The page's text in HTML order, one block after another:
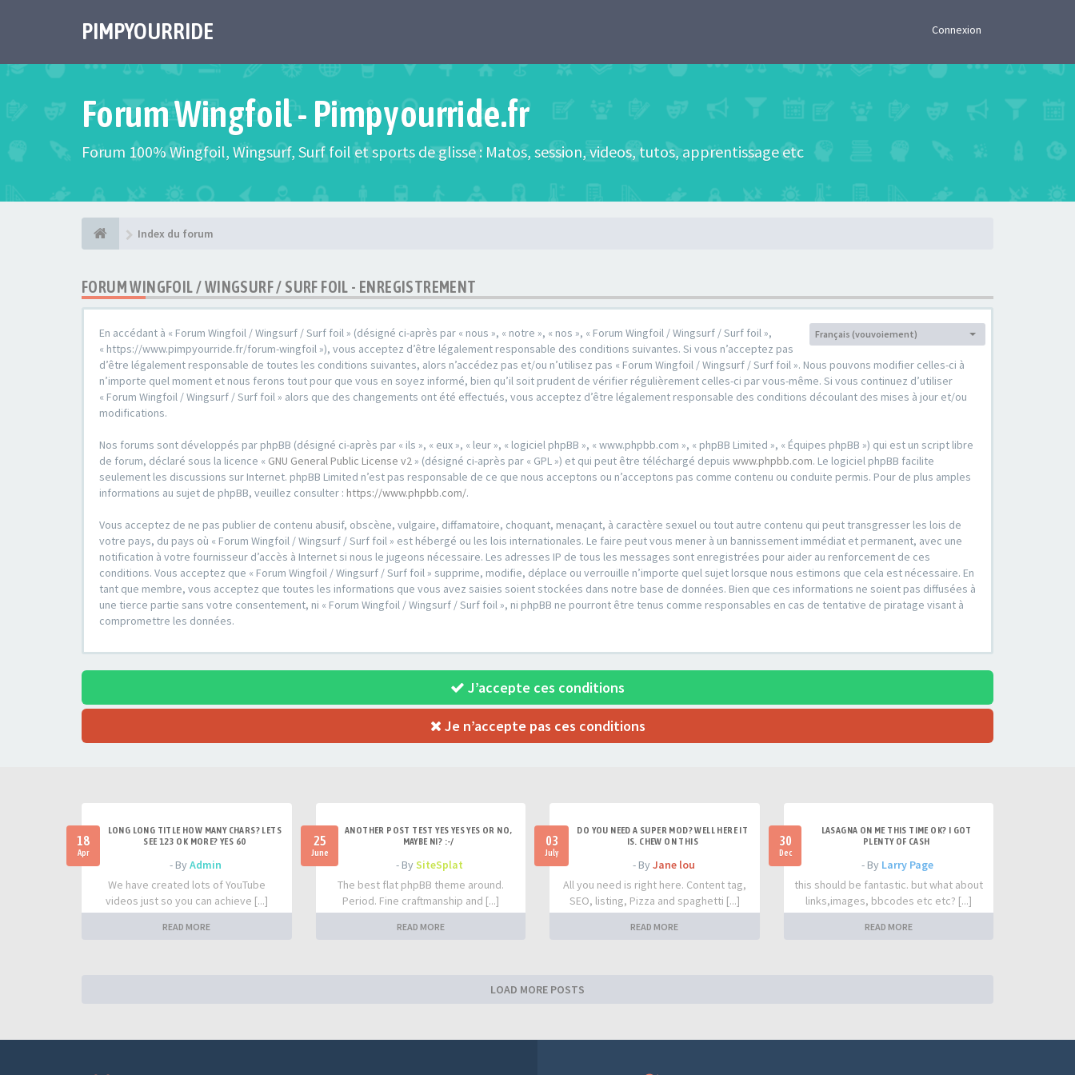
PIMPYOURRIDE Connexion
Forum Wingfoil - Pimpyourride.fr
Forum 100% Wingfoil, Wingsurf, Surf foil et sports de glisse : Matos, session, videos, tutos, apprentissage etc
Index du forum
FORUM WINGFOIL / WINGSURF / SURF FOIL - ENREGISTREMENT
Langue :
Français (vouvoiement)
En accédant à « Forum Wingfoil / Wingsurf / Surf foil » (désigné ci-après par « nous », « notre », « nos », « Forum Wingfoil / Wingsurf / Surf foil »,
« https://www.pimpyourride.fr/forum-wingfoil »), vous acceptez d’être légalement responsable des conditions suivantes. Si vous n’acceptez pas
d’être légalement responsable de toutes les conditions suivantes, alors n’accédez pas et/ou n’utilisez pas « Forum Wingfoil / Wingsurf / Surf foil ». Nous pouvons modifier celles-ci à
n’importe quel moment et nous ferons tout pour que vous en soyez informé, bien qu’il soit prudent de vérifier régulièrement celles-ci par vous-même. Si vous continuez d’utiliser
« Forum Wingfoil / Wingsurf / Surf foil » alors que des changements ont été effectués, vous acceptez d’être légalement responsable des conditions découlant des mises à jour et/ou
modifications.
Nos forums sont développés par phpBB (désigné ci-après par « ils », « eux », « leur », « logiciel phpBB », « www.phpbb.com », « phpBB Limited », « Équipes phpBB ») qui est un script libre
de forum, déclaré sous la licence « GNU General Public License v2 » (désigné ci-après par « GPL ») et qui peut être téléchargé depuis www.phpbb.com. Le logiciel phpBB facilite
seulement les discussions sur Internet. phpBB Limited n’est pas responsable de ce que nous acceptons ou n’acceptons pas comme contenu ou conduite permis. Pour de plus amples
informations au sujet de phpBB, veuillez consulter : https://www.phpbb.com/.
Vous acceptez de ne pas publier de contenu abusif, obscène, vulgaire, diffamatoire, choquant, menaçant, à caractère sexuel ou tout autre contenu qui peut transgresser les lois de
votre pays, du pays où « Forum Wingfoil / Wingsurf / Surf foil » est hébergé ou les lois internationales. Le faire peut vous mener à un bannissement immédiat et permanent, avec une
notification à votre fournisseur d’accès à Internet si nous le jugeons nécessaire. Les adresses IP de tous les messages sont enregistrées pour aider au renforcement de ces
conditions. Vous acceptez que « Forum Wingfoil / Wingsurf / Surf foil » supprime, modifie, déplace ou verrouille n’importe quel sujet lorsque nous estimons que cela est nécessaire. En
tant que membre, vous acceptez que toutes les informations que vous avez saisies soient stockées dans notre base de données. Bien que ces informations ne soient pas diffusées à
une tierce partie sans votre consentement, ni « Forum Wingfoil / Wingsurf / Surf foil », ni phpBB ne pourront être tenus comme responsables en cas de tentative de piratage visant à
compromettre les données.
J’accepte ces conditions
Je n’accepte pas ces conditions
18
Apr
LONG LONG TITLE HOW MANY CHARS? LETS
SEE 123 OK MORE? YES 60
- ByAdmin
We have created lots of YouTube
videos just so you can achieve [...]
READ MORE
25
June
ANOTHER POST TEST YES YES YES OR NO,
MAYBE NI? :-/
- BySiteSplat
The best flat phpBB theme around.
Period. Fine craftmanship and [...]
READ MORE
03
July
DO YOU NEED A SUPER MOD? WELL HERE IT
IS. CHEW ON THIS
- By Jane lou
All you need is right here. Content tag,
SEO, listing, Pizza and spaghetti [...]
READ MORE
30
Dec
LASAGNA ON ME THIS TIME OK? I GOT
PLENTY OF CASH
- By Larry Page
this should be fantastic. but what about
links,images, bbcodes etc etc? [...]
READ MORE
LOAD MORE POSTS